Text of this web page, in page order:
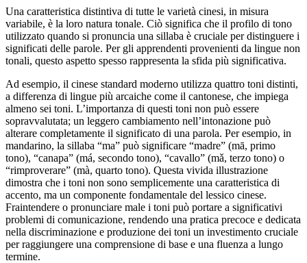
Una caratteristica distintiva di tutte le varietà cinesi, in misura
variabile, è la loro natura tonale. Ciò significa che il profilo di tono
utilizzato quando si pronuncia una sillaba è cruciale per distinguere i
significati delle parole. Per gli apprendenti provenienti da lingue non
tonali, questo aspetto spesso rappresenta la sfida più significativa.
Ad esempio, il cinese standard moderno utilizza quattro toni distinti,
a differenza di lingue più arcaiche come il cantonese, che impiega
almeno sei toni. L’importanza di questi toni non può essere
sopravvalutata; un leggero cambiamento nell’intonazione può
alterare completamente il significato di una parola. Per esempio, in
mandarino, la sillaba “ma” può significare “madre” (mā, primo
tono), “canapa” (má, secondo tono), “cavallo” (mǎ, terzo tono) o
“rimproverare” (mà, quarto tono). Questa vivida illustrazione
dimostra che i toni non sono semplicemente una caratteristica di
accento, ma un componente fondamentale del lessico cinese.
Fraintendere o pronunciare male i toni può portare a significativi
problemi di comunicazione, rendendo una pratica precoce e dedicata
nella discriminazione e produzione dei toni un investimento cruciale
per raggiungere una comprensione di base e una fluenza a lungo
termine.